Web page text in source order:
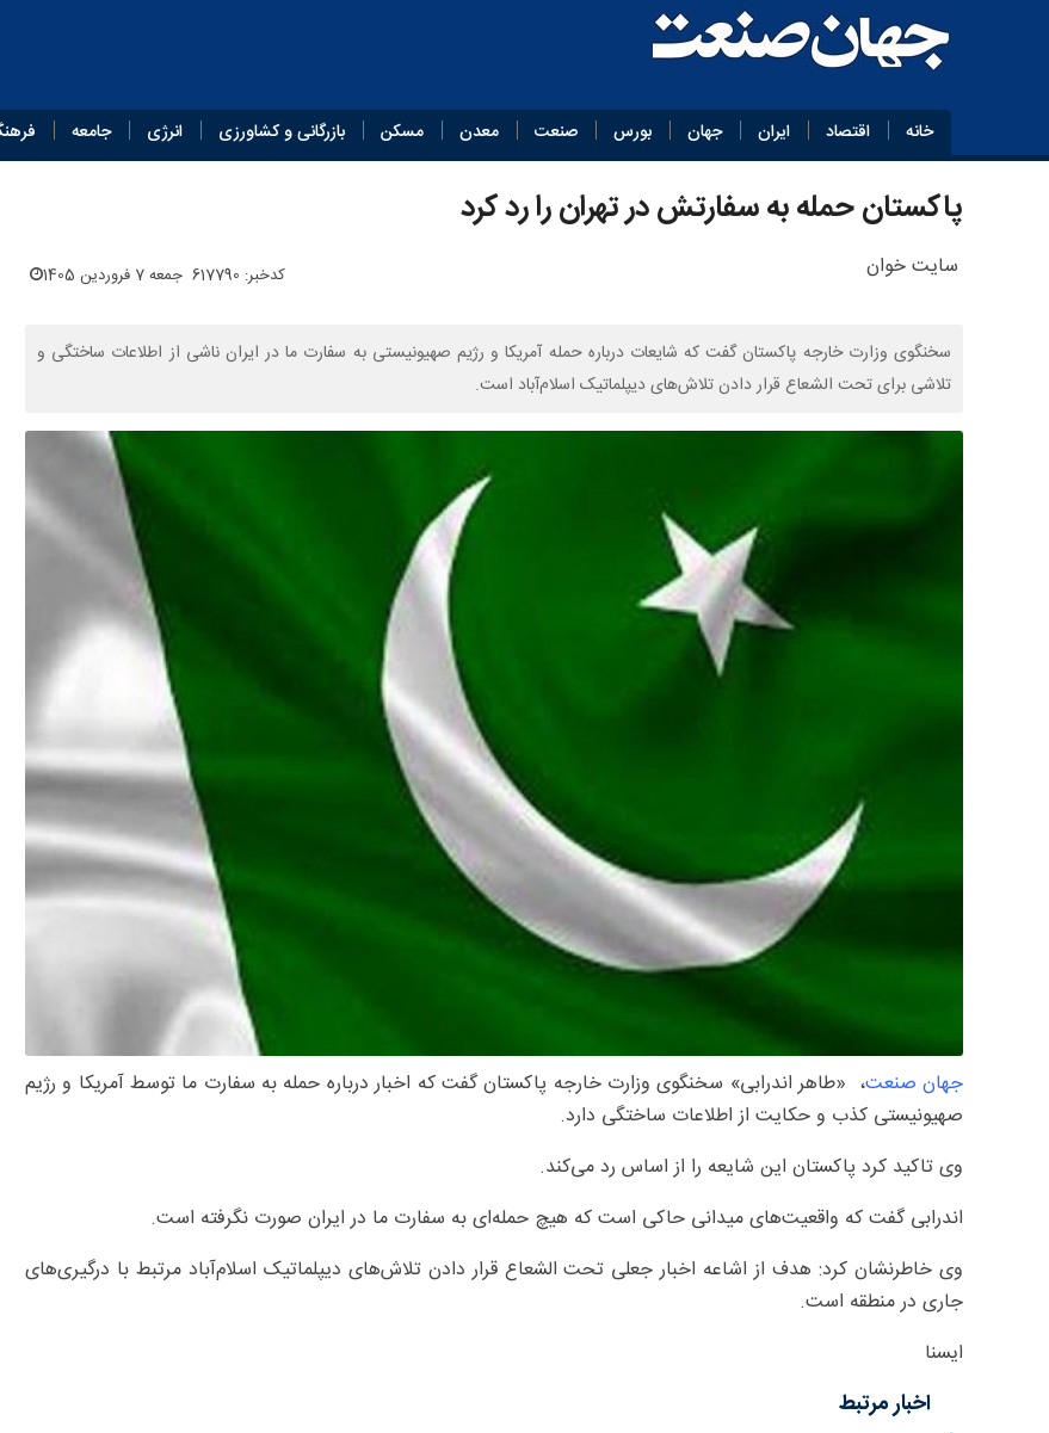
خانه اقتصاد ایران جهان بورس صنعت معدن مسکن بازرگانی و کشاورزی انرژی جامعه
پاکستان حمله به سفارتش در تهران را رد کرد
سایت خوان کدخبر: 617790 جمعه 7 فروردین 1405
سخنگوی وزارت خارجه پاکستان گفت که شایعات درباره حمله آمریکا و رژیم صهیونیستی به سفارت ما در ایران ناشی از اطلاعات ساختگی و
تلاشی برای تحت الشعاع قرار دادن تلاش‌های دیپلماتیک اسلام‌آباد است.
جهان صنعت، «طاهر اندرابی» سخنگوی وزارت خارجه پاکستان گفت که اخبار درباره حمله به سفارت ما توسط آمریکا و رژیم
صهیونیستی کذب و حکایت از اطلاعات ساختگی دارد.
وی تاکید کرد پاکستان این شایعه را از اساس رد می‌کند.
اندرابی گفت که واقعیت‌های میدانی حاکی است که هیچ حمله‌ای به سفارت ما در ایران صورت نگرفته است.
وی خاطرنشان کرد: هدف از اشاعه اخبار جعلی تحت الشعاع قرار دادن تلاش‌های دیپلماتیک اسلام‌آباد مرتبط با درگیری‌های
جاری در منطقه است.
ایسنا
اخبار مرتبط